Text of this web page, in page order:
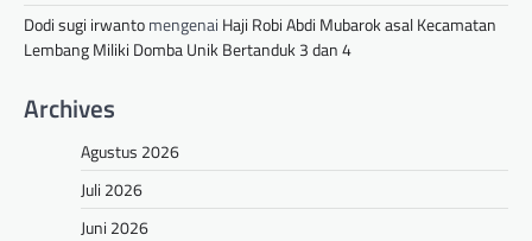
Dodi sugi irwantomengenai Haji Robi Abdi Mubarok asal Kecamatan
Lembang Miliki Domba Unik Bertanduk 3 dan 4
Archives
Agustus 2026
Juli 2026
Juni 2026